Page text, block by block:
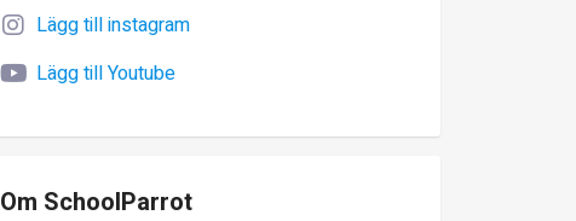
Lägg till instagram
Lägg till Youtube
Om SchoolParrot